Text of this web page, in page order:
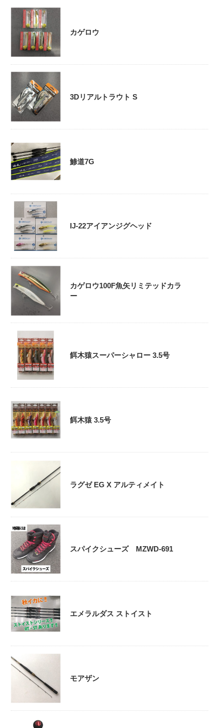
カゲロウ
3Dリアルトラウト S
鯵道7G
IJ-22アイアンジグヘッド
カゲロウ100F魚矢リミテッドカラ
ー
餌木猿スーパーシャロー 3.5号
餌木猿 3.5号
ラグゼ EG X アルティメイト
スパイクシューズ MZWD-691
エメラルダス ストイスト
モアザン